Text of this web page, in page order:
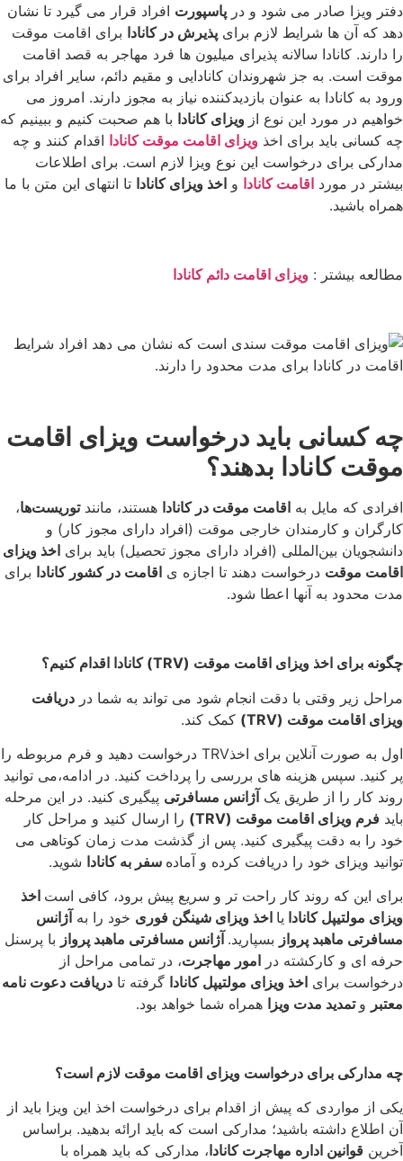
دفتر ویزا صادر می شود و در پاسپورت افراد قرار می گیرد تا نشان
دهد که آن ها شرایط لازم برای پذیرش در کانادا برای اقامت موقت
را دارند. کانادا سالانه پذیرای میلیون ها فرد مهاجر به قصد اقامت
موقت است. به جز شهروندان کانادایی و مقیم دائم، سایر افراد برای
ورود به کانادا به عنوان بازدیدکننده نیاز به مجوز دارند. امروز می
خواهیم در مورد این نوع از ویزای کانادا با هم صحبت کنیم و ببینیم که
چه کسانی باید برای اخذ ویزای اقامت موقت کانادا اقدام کنند و چه
مدارکی برای درخواست این نوع ویزا لازم است. برای اطلاعات
بیشتر در مورد اقامت کانادا و اخذ ویزای کانادا تا انتهای این متن با ما
همراه باشید.
مطالعه بیشتر : ویزای اقامت دائم کانادا
چه کسانی باید درخواست ویزای اقامت
موقت کانادا بدهند؟
افرادی که مایل به اقامت موقت در کانادا هستند، مانندتوریست‌ها،
کارگران و کارمندان خارجی موقت (افراد دارای مجوز کار) و
دانشجویان بین‌المللی (افراد دارای مجوز تحصیل) باید برای اخذ ویزای
اقامت موقت درخواست دهند تا اجازه ی اقامت در کشور کانادا برای
مدت محدود به آنها اعطا شود.
چگونه برای اخذ ویزای اقامت موقت (TRV)
کانادا اقدام کنیم؟
مراحل زیر وقتی با دقت انجام شود می تواند به شما در دریافت
ویزای اقامت موقت (TRV)
کمک کند.
اول به صورت آنلاین برای اخذTRV درخواست دهید و فرم مربوطه را
پر کنید. سپس هزینه های بررسی را پرداخت کنید. در ادامه،می توانید
روند کار را از طریق یک آژانس مسافرتی پیگیری کنید. در این مرحله
باید فرم ویزای اقامت موقت (TRV)
را ارسال کنید و مراحل کار
خود را به دقت پیگیری کنید. پس از گذشت مدت زمان کوتاهی می
توانید ویزای خود را دریافت کرده و آماده سفر به کانادا شوید.
برای این که روند کار راحت تر و سریع پیش برود، کافی است اخذ
ویزای مولتیپل کانادا یا اخذ ویزای شینگن فوری خود را به آژانس
مسافرتی ماهبد پرواز بسپارید. آژانس مسافرتی ماهبد پرواز با پرسنل
حرفه ای و کارکشته در امور مهاجرت، در تمامی مراحل از
درخواست برای اخذ ویزای مولتیپل کانادا گرفته تا دریافت دعوت نامه
معتبر و تمدید مدت ویزا همراه شما خواهد بود.
چه مدارکی برای درخواست ویزای اقامت موقت لازم است؟
یکی از مواردی که پیش از اقدام برای درخواست اخذ این ویزا باید از
آن اطلاع داشته باشید؛ مدارکی است که باید ارائه بدهید. براساس
آخرین قوانین اداره مهاجرت کانادا، مدارکی که باید همراه با